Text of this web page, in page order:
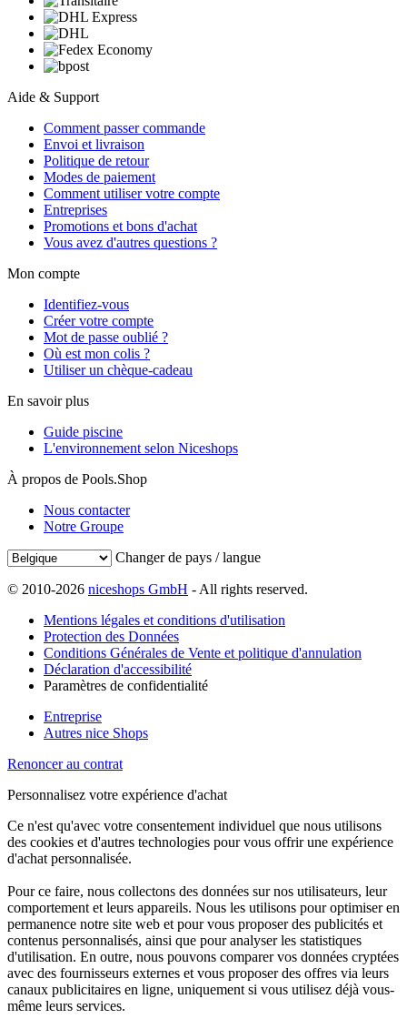
Aide & Support
Comment passer commande
Envoi et livraison
Politique de retour
Modes de paiement
Comment utiliser votre compte
Entreprises
Promotions et bons d'achat
Vous avez d'autres questions ?
Mon compte
Identifiez-vous
Créer votre compte
Mot de passe oublié ?
Où est mon colis ?
Utiliser un chèque-cadeau
En savoir plus
Guide piscine
L'environnement selon Niceshops
À propos de Pools.Shop
Nous contacter
Notre Groupe
Changer de pays / langue
© 2010-2026 niceshops GmbH - All rights reserved.
Mentions légales et conditions d'utilisation
Protection des Données
Conditions Générales de Vente et politique d'annulation
Déclaration d'accessibilité
Paramètres de confidentialité
Entreprise
Autres nice Shops
Renoncer au contrat
Personnalisez votre expérience d'achat
Ce n'est qu'avec votre consentement individuel que nous utilisons
des cookies et d'autres technologies pour vous offrir une expérience
d'achat personnalisée.
Pour ce faire, nous collectons des données sur nos utilisateurs, leur
comportement et leurs appareils. Nous les utilisons pour optimiser en
permanence notre site web et pour vous proposer des publicités et
contenus personnalisés, ainsi que pour analyser les statistiques
d'utilisation. En outre, nous pouvons comparer vos données cryptées
avec des fournisseurs externes et vous proposer des offres via leurs
canaux publicitaires en ligne, uniquement si vous utilisez déjà vous-
même leurs services.